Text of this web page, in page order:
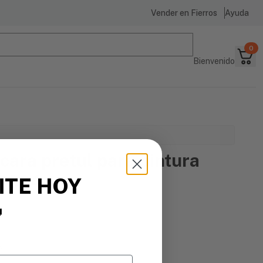
Vender en Fierros Ayuda
Bienvenido
0
pretul para pintura
HOY